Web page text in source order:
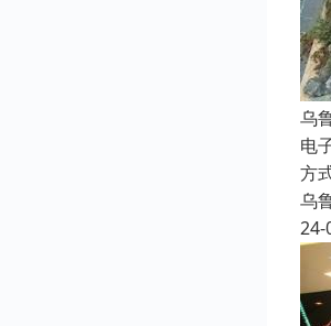
乌
电
方
乌
24-